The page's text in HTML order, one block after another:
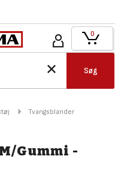
Søg
0
Tvangsblander
Gummi -